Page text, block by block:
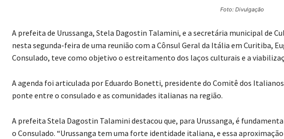
Foto: Divulgação
A prefeita de Urussanga, Stela Dagostin Talamini, e a secretária municipal de
nesta segunda-feira de uma reunião com a Cônsul Geral da Itália em Curitiba,
Consulado, teve como objetivo o estreitamento dos laços culturais e a
A agenda foi articulada por Eduardo Bonetti, presidente do Comitê dos
ponte entre o consulado e as comunidades italianas na região.
A prefeita Stela Dagostin Talamini destacou que, para Urussanga, é
o Consulado. “Urussanga tem uma forte identidade italiana, e essa